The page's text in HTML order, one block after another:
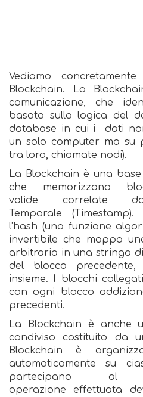
Vediamo
Blockchain. La
comunicazione, che
basata sulla logica del
database in cui i dati
un solo computer ma su
tra loro, chiamate nodi).
La Blockchain è una
che memorizzano
valide correlate
Temporale
l’hash (una funzione
invertibile che mappa
arbitraria in una stringa
del blocco
insieme. I blocchi
con ogni blocco
precedenti.
La Blockchain è anche
condiviso costituito da
Blockchain è
automaticamente su
partecipano al
operazione effettuata